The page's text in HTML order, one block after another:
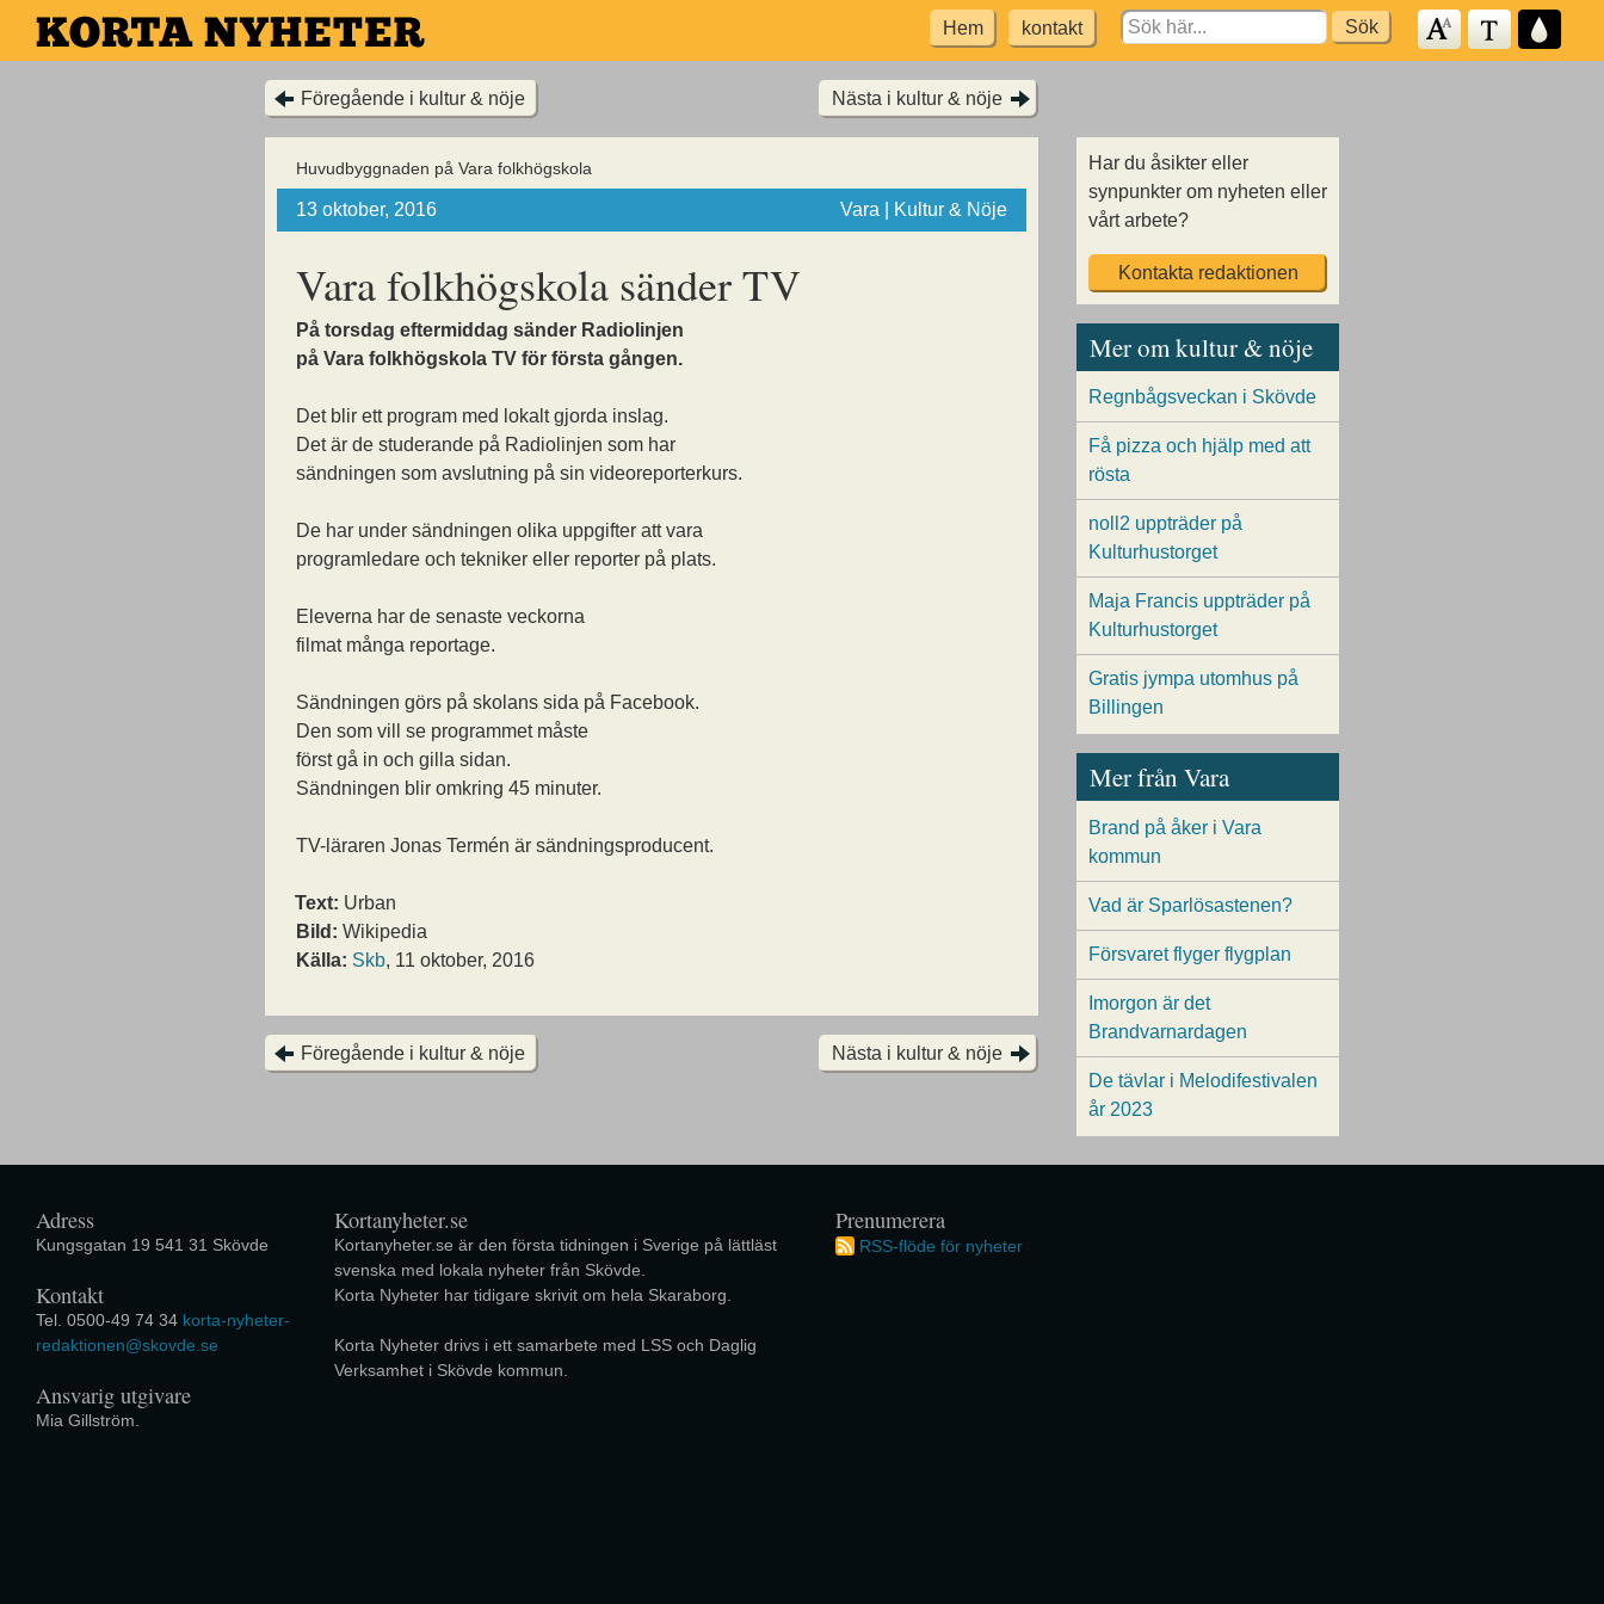
Hoppa
till
Hem kontakt
Search
for:
Föregående i kultur & nöje Nästa i kultur & nöje
Huvudbyggnaden på Vara folkhögskola
13 oktober, 2016 Vara | Kultur & Nöje
Vara folkhögskola sänder TV
På torsdag eftermiddag sänder Radiolinjen
på Vara folkhögskola TV för första gången.
Det blir ett program med lokalt gjorda inslag.
Det är de studerande på Radiolinjen som har
sändningen som avslutning på sin videoreporterkurs.
De har under sändningen olika uppgifter att vara
programledare och tekniker eller reporter på plats.
Eleverna har de senaste veckorna
filmat många reportage.
Sändningen görs på skolans sida på Facebook.
Den som vill se programmet måste
först gå in och gilla sidan.
Sändningen blir omkring 45 minuter.
TV-läraren Jonas Termén är sändningsproducent.
Text: Urban
Bild: Wikipedia
Källa: Skb, 11 oktober, 2016
Föregående i kultur & nöje Nästa i kultur & nöje
Har du åsikter eller
synpunkter om nyheten eller
vårt arbete?
Kontakta redaktionen
Mer om kultur & nöje
Regnbågsveckan i Skövde
Få pizza och hjälp med att
rösta
noll2 uppträder på
Kulturhustorget
Maja Francis uppträder på
Kulturhustorget
Gratis jympa utomhus på
Billingen
Mer från Vara
Brand på åker i Vara
kommun
Vad är Sparlösastenen?
Försvaret flyger flygplan
Imorgon är det
Brandvarnardagen
De tävlar i Melodifestivalen
år 2023
Adress
Kungsgatan 19 541 31 Skövde
Kontakt
Tel. 0500-49 74 34 korta-nyheter-
redaktionen@skovde.se
Ansvarig utgivare
Mia Gillström.
Kortanyheter.se
Kortanyheter.se är den första tidningen i Sverige på lättläst
svenska med lokala nyheter från Skövde.
Korta Nyheter har tidigare skrivit om hela Skaraborg.
Korta Nyheter drivs i ett samarbete med LSS och Daglig
Verksamhet i Skövde kommun.
Prenumerera
RSS-flöde för nyheter